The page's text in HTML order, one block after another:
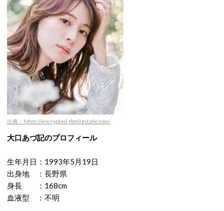
出典：https://encrypted-tbn0.gstatic.com/
大口あづ記のプロフィール
生年月日：1993年5月19日
出身地 ：長野県
身長 ：168cm
血液型 ：不明